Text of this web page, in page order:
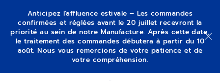
Anticipez l'affluence estivale – Les commandes
confirmées et réglées avant le 20 juillet recevront la
priorité au sein de notre Manufacture. Après cette date,
le traitement des commandes débutera à partir du 10
août. Nous vous remercions de votre patience et de
votre compréhension.